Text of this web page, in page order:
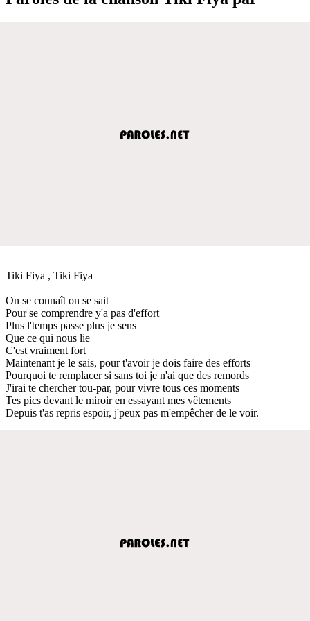
Tiki Fiya , Tiki Fiya
On se connaît on se sait
Pour se comprendre y'a pas d'effort
Plus l'temps passe plus je sens
Que ce qui nous lie
C'est vraiment fort
Maintenant je le sais, pour t'avoir je dois faire des efforts
Pourquoi te remplacer si sans toi je n'ai que des remords
J'irai te chercher tou-par, pour vivre tous ces moments
Tes pics devant le miroir en essayant mes vêtements
Depuis t'as repris espoir, j'peux pas m'empêcher de le voir.